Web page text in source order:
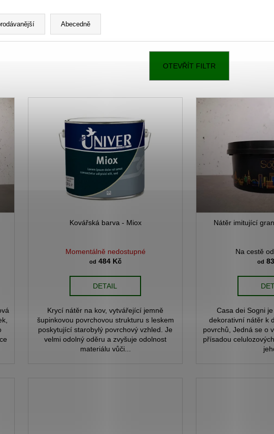
Abecedně
OTEVŘÍT FILTR
Kovářská barva - Miox
Momentálně nedostupné
od 484 Kč
DETAIL
Krycí nátěr na kov, vytvářející jemně
šupinkovou povrchovou strukturu s leskem
poskytující starobylý povrchový vzhled. Je
velmi odolný oděru a zvyšuje odolnost
materiálu vůči...
Nátěr imitující
Na cestě
od
Casa dei Sogni
dekorativní nátěr k
povrchů, Jedná se o
přísadou